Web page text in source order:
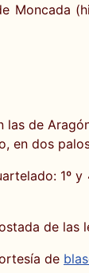
Moncada
de
en dos
1º
de las
de